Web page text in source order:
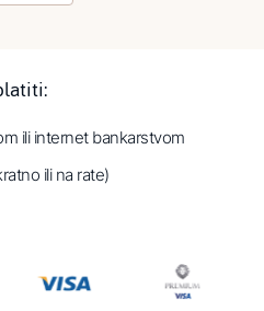
ili internet bankarstvom
ili na rate)